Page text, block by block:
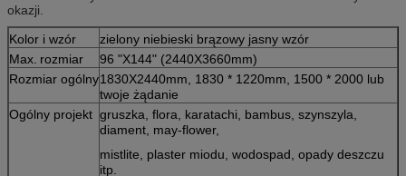
okazji.
Kolor i wzór
zielony niebieski brązowy jasny wzór
Max. rozmiar
96 "X144" (2440X3660mm)
Rozmiar ogólny1830X2440mm, 1830 * 1220mm, 1500 * 2000 lub
twoje żądanie
Ogólny projekt gruszka, flora, karatachi, bambus, szynszyla,
diament, may-flower,
mistlite, plaster miodu, wodospad, opady deszczu
itp.